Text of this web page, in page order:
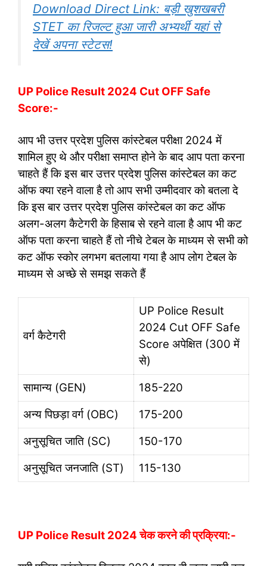
Download Direct Link: बड़ी खुशखबरी
STET का रिजल्ट हुआ जारी अभ्यर्थी यहां से
देखें अपना स्टेटस!
UP Police Result 2024 Cut OFF Safe
Score:-
आप भी उत्तर प्रदेश पुलिस कांस्टेबल परीक्षा 2024 में
शामिल हुए थे और परीक्षा समाप्त होने के बाद आप पता करना
चाहते हैं कि इस बार उत्तर प्रदेश पुलिस कांस्टेबल का कट
ऑफ क्या रहने वाला है तो आप सभी उम्मीदवार को बतला दे
कि इस बार उत्तर प्रदेश पुलिस कांस्टेबल का कट ऑफ
अलग-अलग कैटेगरी के हिसाब से रहने वाला है आप भी कट
ऑफ पता करना चाहते हैं तो नीचे टेबल के माध्यम से सभी को
कट ऑफ स्कोर लगभग बतलाया गया है आप लोग टेबल के
माध्यम से अच्छे से समझ सकते हैं
वर्ग कैटेगरी
UP Police Result
2024 Cut OFF Safe
Score अपेक्षित (300 में
से)
सामान्य (GEN)
185-220
अन्य पिछड़ा वर्ग (OBC)
175-200
अनुसूचित जाति (SC)
150-170
अनुसूचित जनजाति (ST)
115-130
UP Police Result 2024 चेक करने की प्रक्रिया:-